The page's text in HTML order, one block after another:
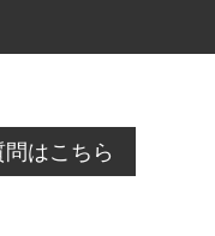
は、直接ご予約いた
はこちら